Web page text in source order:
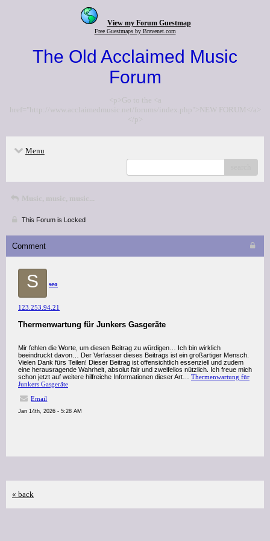
View my Forum Guestmap
Free Guestmaps by Bravenet.com
The Old Acclaimed Music
Forum
<p>Go to the <a
href="http://www.acclaimedmusic.net/forums/index.php">NEW FORUM</a>
</p>
Menu
Music, music, music...
This Forum is Locked
Comment
S seo
123.253.94.21
Thermenwartung für Junkers Gasgeräte
Mir fehlen die Worte, um diesen Beitrag zu würdigen… Ich bin wirklich
beeindruckt davon… Der Verfasser dieses Beitrags ist ein großartiger Mensch.
Vielen Dank fürs Teilen! Dieser Beitrag ist offensichtlich essenziell und zudem
eine herausragende Wahrheit, absolut fair und zweifellos nützlich. Ich freue mich
schon jetzt auf weitere hilfreiche Informationen dieser Art… Thermenwartung für
Junkers Gasgeräte
Email
Jan 14th, 2026 - 5:28 AM
« back